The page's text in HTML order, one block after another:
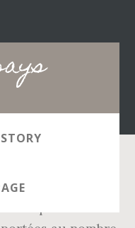
à quelques